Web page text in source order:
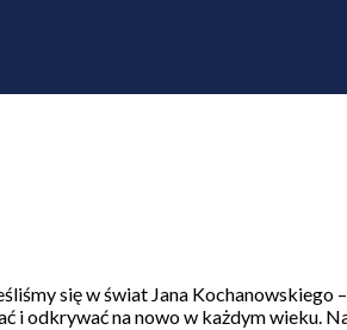
się w świat Jana
i odkrywać na nowo w każdym wieku.